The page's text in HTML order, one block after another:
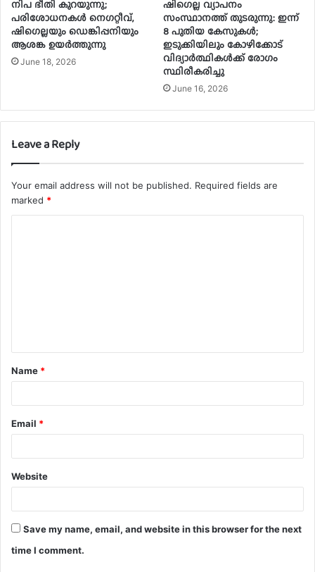
നിപ ഭീതി കുറയുന്നു;
പരിശോധനകൾ നെഗറ്റീവ്,
ഷിഗെല്ലയും ഡെങ്കിപ്പനിയും
ആശങ്ക ഉയർത്തുന്നു
June 18, 2026
ഷിഗെല്ല വ്യാപനം
സംസ്ഥാനത്ത് തുടരുന്നു: ഇന്ന്
8 പുതിയ കേസുകൾ;
ഇടുക്കിയിലും കോഴിക്കോട്
വിദ്യാർത്ഥികൾക്ക് രോഗം
സ്ഥിരീകരിച്ചു
June 16, 2026
Leave a Reply
Your email address will not be published. Required fields are
marked *
t
*
Name *
Email *
Website
Save my name, email, and website in this browser for the next
time I comment.